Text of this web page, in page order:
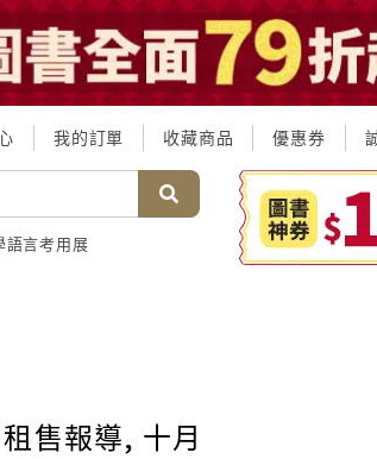
我的訂單 收藏商品 優惠券
語言考用展
售報導, 十月